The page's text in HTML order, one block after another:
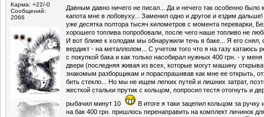
Карма: +22/-0
Сообщений:
2066
Давным давно ничего не писал... Да и нечего так особенно было
капота мне в лобовуху... Заменил одно и другое и ездим
уже десятка полтора тысяч километров с момента переварки,
хорошего топлива попробовали, после чего наше топливо не
И вот ближе к холодам мы обнаружили течь в баке... Я его снял,
вердикт - на металлолом... С учетом того что я на газу катаюсь
с покупкой бака и как только насобирал нужных 400 грн. - у
двери (последняя живая из всех, которые могут машину
знакомым разборщикам и пораспрашивав как мне ее открыть,
бить стекло... Но мы не ищем легких путей и лишних затрат,
жесткой стальки прутик с кольцом, попросил тестя отогнуть и
рыбачил минут 10
В итоге я таки зацепил кольцом за
на бак 400 грн. пришлось перенаправить на комплект личинок